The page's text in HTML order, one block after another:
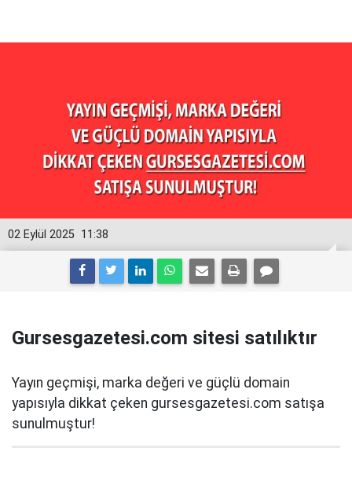
11:38
02 Eylül 2025
Gursesgazetesi.com sitesi satılıktır
Yayın geçmişi, marka değeri ve güçlü domain
yapısıyla dikkat çeken gursesgazetesi.com satışa
sunulmuştur!